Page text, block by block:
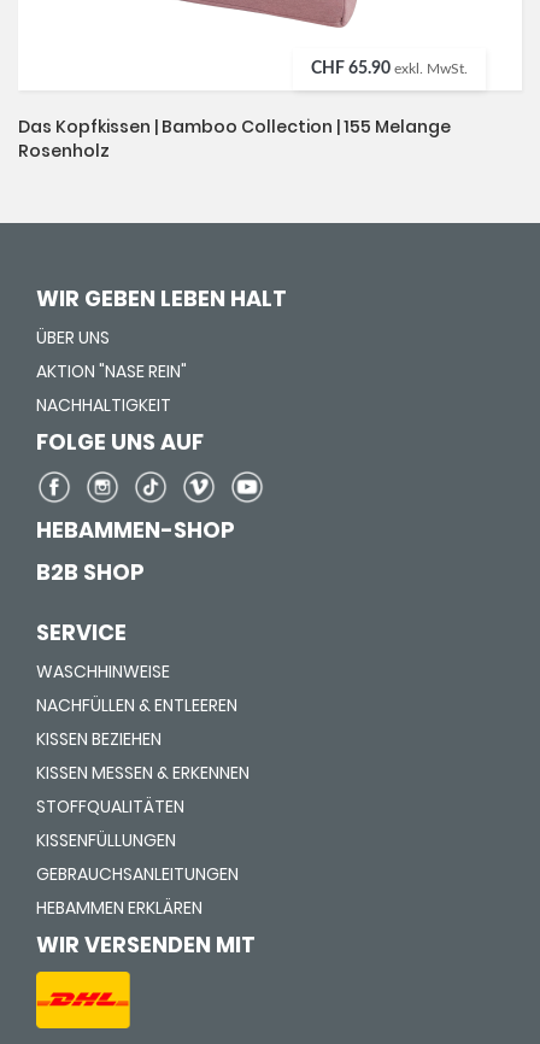
CHF 65.90 exkl. MwSt.
Das Kopfkissen | Bamboo Collection | 155 Melange
Rosenholz
WIR GEBEN LEBEN HALT
ÜBER UNS
AKTION "NASE REIN"
NACHHALTIGKEIT
FOLGE UNS AUF
HEBAMMEN-SHOP
B2B SHOP
SERVICE
WASCHHINWEISE
NACHFÜLLEN & ENTLEEREN
KISSEN BEZIEHEN
KISSEN MESSEN & ERKENNEN
STOFFQUALITÄTEN
KISSENFÜLLUNGEN
GEBRAUCHSANLEITUNGEN
HEBAMMEN ERKLÄREN
WIR VERSENDEN MIT